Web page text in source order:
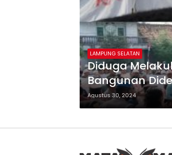
LAMPUNG SELATAN
Diduga
Bangunan
Agustus 30, 2024